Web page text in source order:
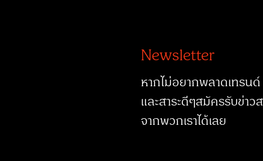
Newsletter
หากไม่อยากพลาดเทรนด์
และสาระดีๆสมัครรับข่าว
จากพวกเราได้เลย